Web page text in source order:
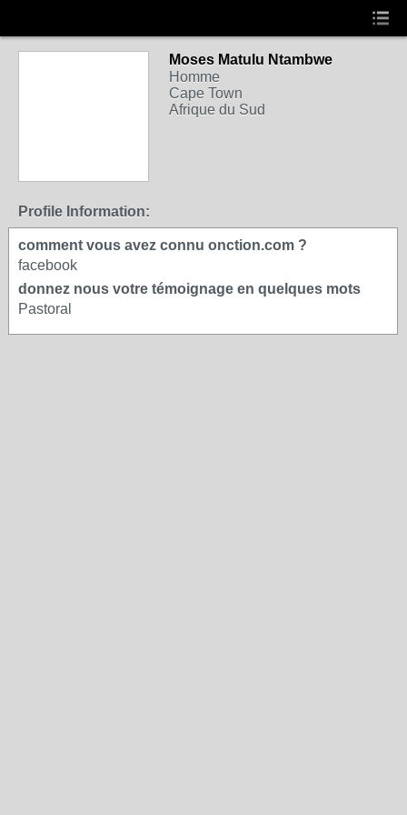
Moses Matulu Ntambwe
Homme
Cape Town
Afrique du Sud
Profile Information:
comment vous avez connu onction.com ?
facebook
donnez nous votre témoignage en quelques mots
Pastoral